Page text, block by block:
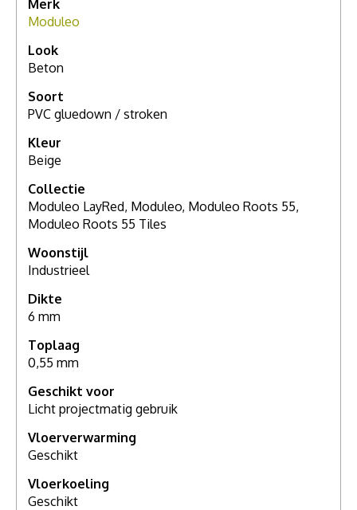
Merk
Moduleo
Look
Beton
Soort
PVC gluedown / stroken
Kleur
Beige
Collectie
Moduleo LayRed, Moduleo, Moduleo Roots 55,
Moduleo Roots 55 Tiles
Woonstijl
Industrieel
Dikte
6 mm
Toplaag
0,55 mm
Geschikt voor
Licht projectmatig gebruik
Vloerverwarming
Geschikt
Vloerkoeling
Geschikt